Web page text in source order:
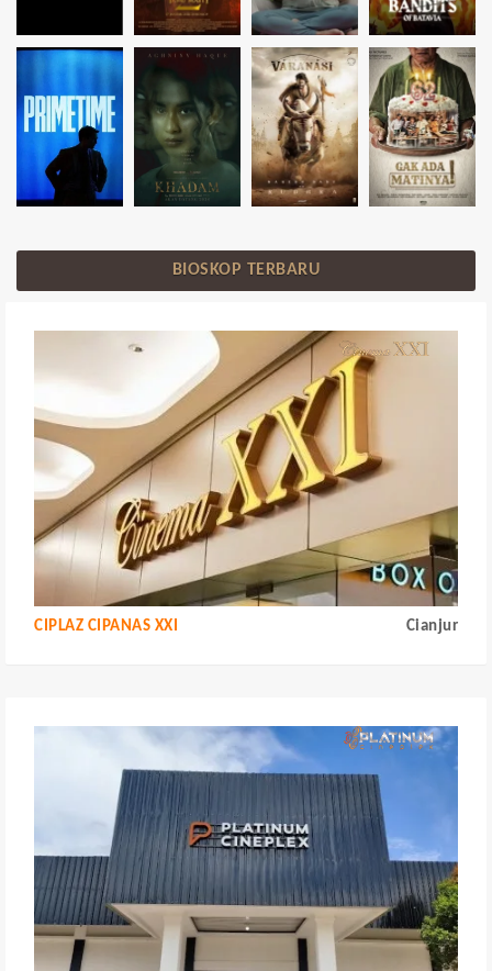
BIOSKOP TERBARU
CIPLAZ CIPANAS XXI Cianjur